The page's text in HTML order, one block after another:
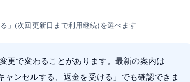
」(次回更新日まで利用継続)を選べます
更で変わることがあります。最新の案内は
ンセルする、返金を受ける」 でも確認できま